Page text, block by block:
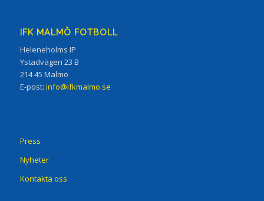
IFK MALMÖ FOTBOLL
Heleneholms IP
Ystadvägen 23 B
214 45 Malmö
E-post: info@ifkmalmo.se
Press
Nyheter
Kontakta oss